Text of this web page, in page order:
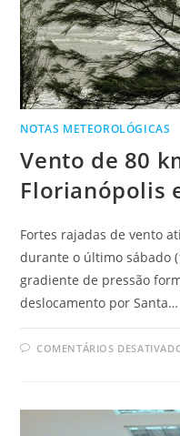
NOTAS METEOROLÓGICAS
Vento de 80
Florianópolis
Fortes rajadas de vento
durante o último sábado
gradiente de pressão
deslocamento por Santa…
COMENTÁRIOS